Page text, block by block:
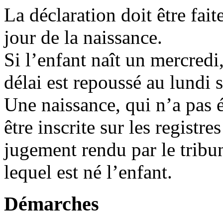
La déclaration doit être
jour de la naissance.
Si l’enfant naît un
délai est repoussé au lundi
Une naissance, qui n’a pas
être inscrite sur les
jugement rendu par le
lequel est né l’enfant.
Démarches